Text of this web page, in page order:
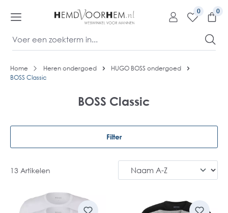
0
Home Heren ondergoed
HUGO BOSS ondergoed
BOSS Classic
BOSS Classic
Filter
13 Artikelen